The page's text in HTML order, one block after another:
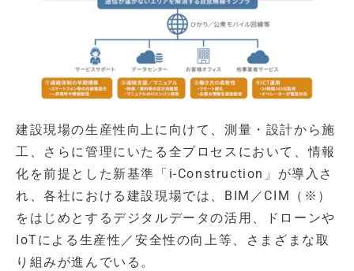
建設現場の生産性向上に向けて、測量・設計から施
工、さらに管理にいたる全プロセスにおいて、情報
化を前提とした新基準「i-Construction」が導入さ
れ、各社における建設現場では、BIM／CIM（※）
をはじめとするデジタルデータの活用、ドローンや
IoTによる生産性／安全性の向上等、さまざまな取
り組みが進んでいる。